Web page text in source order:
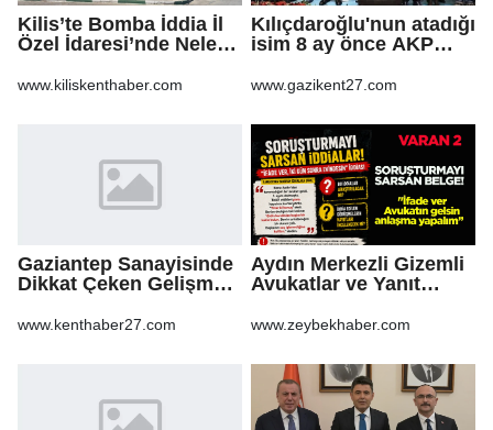
Kilis’te Bomba İddia İl
Özel İdaresi’nde Neler
www.kiliskenthaber.com
Kılıçdaroğlu'nun atadığı
isim 8 ay önce AKP
www.gazikent27.com
Gaziantep Sanayisinde
Dikkat Çeken Gelişme,
Yeniden Yapılandırma
www.kenthaber27.com
Aydın Merkezli Gizemli
Avukatlar ve Yanıt
www.zeybekhaber.com